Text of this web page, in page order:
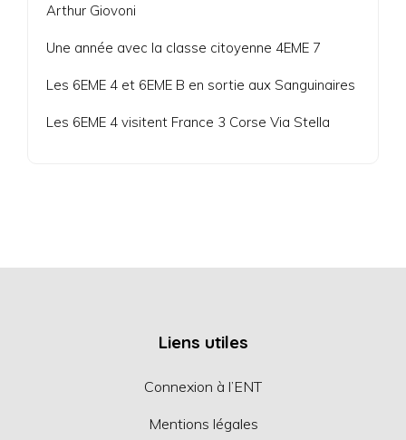
Arthur Giovoni
Une année avec la classe citoyenne 4EME 7
Les 6EME 4 et 6EME B en sortie aux Sanguinaires
Les 6EME 4 visitent France 3 Corse Via Stella
Liens utiles
Connexion à l’ENT
Mentions légales